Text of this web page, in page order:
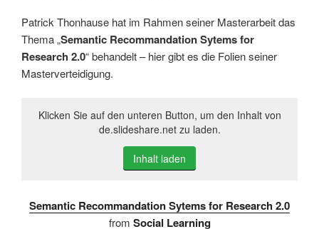
Patrick Thonhause hat im Rahmen seiner Masterarbeit das
Thema „Semantic Recommandation Sytems for
Research 2.0“ behandelt – hier gibt es die Folien seiner
Masterverteidigung.
Klicken Sie auf den unteren Button, um den Inhalt von
de.slideshare.net zu laden.
Inhalt laden
Semantic Recommandation Sytems for Research 2.0
from Social Learning